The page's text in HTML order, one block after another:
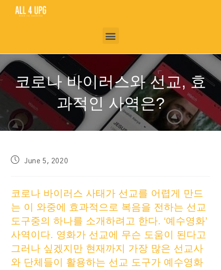
코로나 바이러스와 선교, 효
과적인 사역은?
June 5, 2020
코로나 바이러스 사태가 선교를 어렵게 만드
는 이 와중에 효과적으로 복음을 전하는 선교
도구중의 하나를 소개하려고 한다. ‘예수영화’
사역이다. 영화가 선교에 무슨 도움이 된다고
그러나 싶겠지만 현재까지 가장 많은 선교사
와 단체들이 활용하는 선교 도구가 예수영화